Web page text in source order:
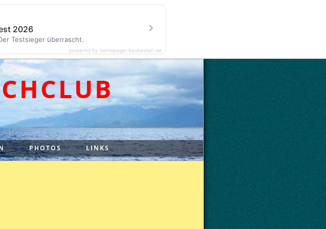
PHOTOS LINKS
2026
Testsieger überrascht.
powered by homepage-baukasten.de